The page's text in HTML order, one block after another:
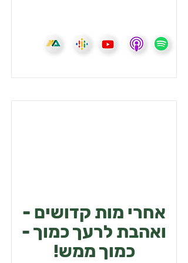
אחרי מות קדושים -
ואהבת לרעך כמוך -
כמוך ממש!